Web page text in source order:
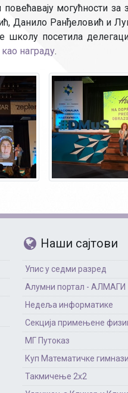
повећавају могућности
Данило Ранђеловић и
посетила
награду.
Наши сајтови
Упис у седми разред
Алумни портал - АЛМАГИ
Недеља информатике
Секција примењене
МГ Путоказ
Куп Математичке
Такмичење 2х2